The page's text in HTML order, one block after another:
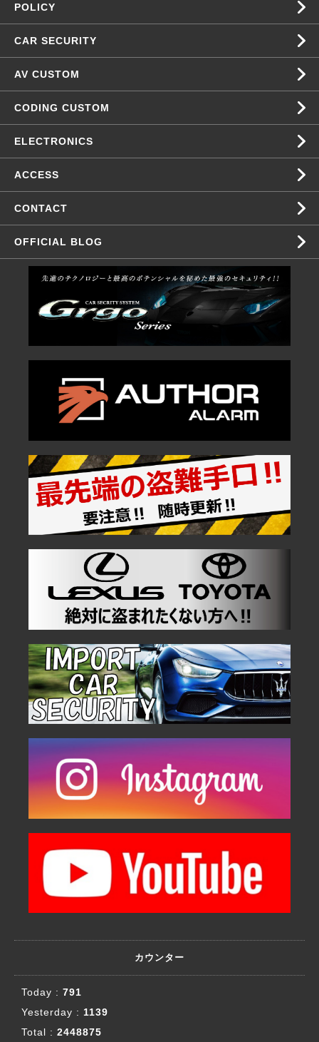
POLICY
CAR SECURITY
AV CUSTOM
CODING CUSTOM
ELECTRONICS
ACCESS
CONTACT
OFFICIAL BLOG
カウンター
Today : 791
Yesterday : 1139
Total : 2448875